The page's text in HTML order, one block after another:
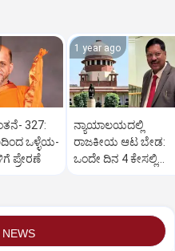
327:
ಒಳ್ಳೆಯ-
ಪ್ರೇರಣೆ
1 year ago
ನ್ಯಾಯಾಲಯದಲ್ಲಿ
ರಾಜಕೀಯ ಆಟ ಬೇಡ:
ಒಂದೇ ದಿನ 4 ಕೇಸಲ್ಲಿ